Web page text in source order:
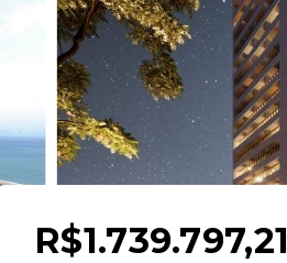
R$1.739.797,21